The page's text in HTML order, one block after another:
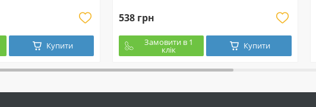
Купити
538 грн
Замовити в 1
клік Купити